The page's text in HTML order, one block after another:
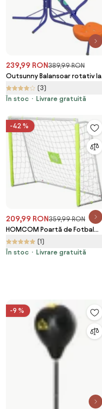
239,99 RON389,99 RON
Outsunny Balansoar rotativ la
360° pentru copii intre 3-8 ani
(3)
În stoc
Livrare gratuită
-42 %
209,99 RON359,99 RON
HOMCOM Poartă de Fotbal
pentru Adulți și Copii, din PE,
Metal și Oxford, Rezistentă la
(1)
În stoc
Livrare gratuită
-9 %